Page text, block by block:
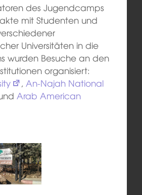
des Jugendcamps
mit Studenten und
Universitäten in die
wurden Besuche an den
organisiert:
, An-Najah National
Arab American